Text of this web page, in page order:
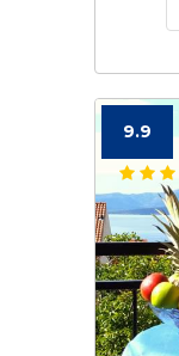
9.9